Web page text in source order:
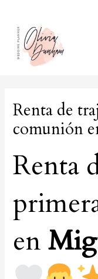
contenido
Renta de
comunión
Renta
en